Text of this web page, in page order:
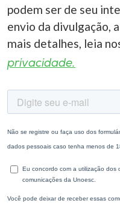
podem ser de seu
envio da divulgação,
mais detalhes, leia
privacidade.